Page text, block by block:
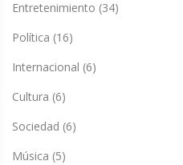
Entretenimiento (34)
Política (16)
Internacional (6)
Cultura (6)
Sociedad (6)
Música (5)